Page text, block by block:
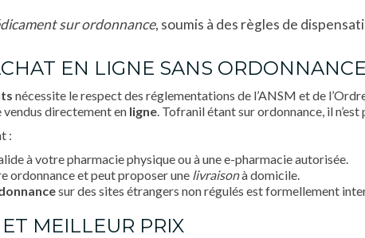
sur ordonnance, soumis à des règles de
EN LIGNE SANS ORDONNANCE
nécessite le respect des réglementations de l’ANSM et de
directement en ligne. Tofranil étant sur ordonnance, il
:
à votre pharmacie physique ou à une e-pharmacie autorisée.
ordonnance et peut proposer une livraisonà domicile.
sur des sites étrangers non régulés est formellement
MEILLEUR PRIX